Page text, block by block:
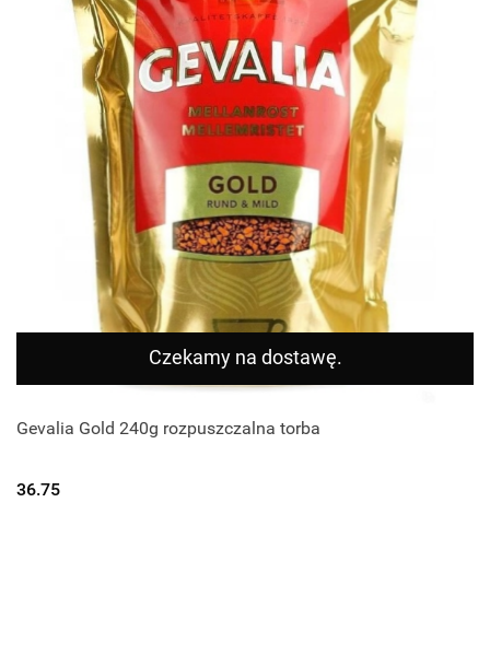
Czekamy na dostawę.
Gevalia Gold 240g rozpuszczalna torba
36.75